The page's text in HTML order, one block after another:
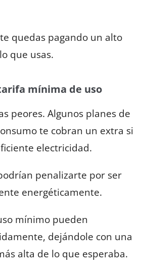
quedas pagando un alto
que usas.
mínima de uso
peores. Algunos planes de
te cobran un extra si
electricidad.
penalizarte por ser
energéticamente.
mínimo pueden
dejándole con una
alta de lo que esperaba.